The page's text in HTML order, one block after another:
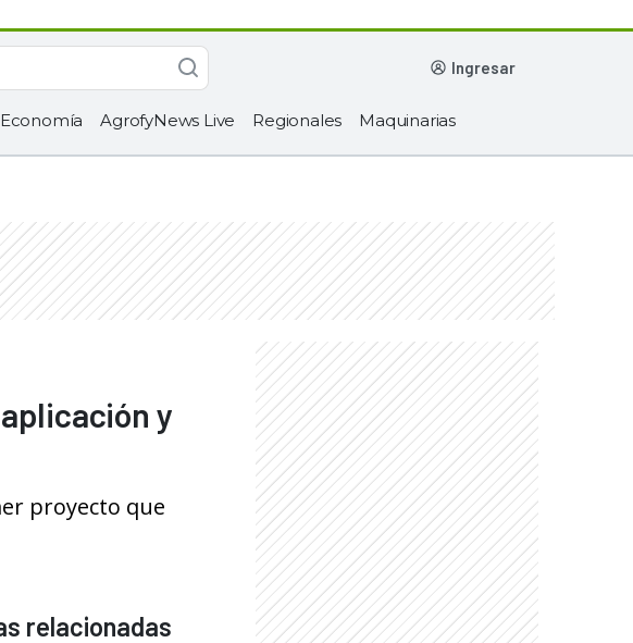
ingresar
Economía AgrofyNews Live Regionales Maquinarias
y
proyecto que
relacionadas